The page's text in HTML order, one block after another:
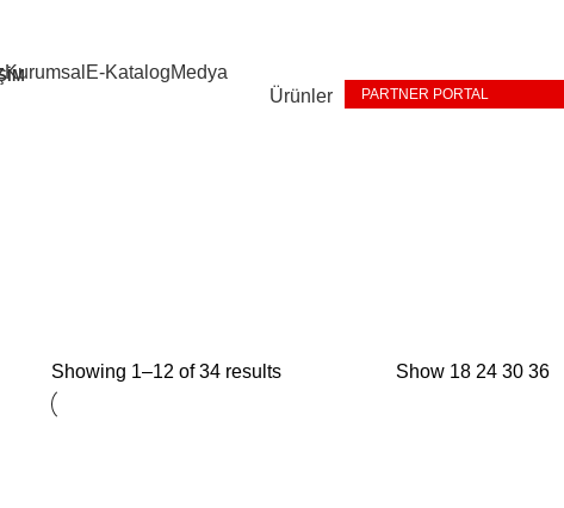
Kurumsal E-KatalogMedya
Ürünler PARTNER PORTAL
Showing 1–12 of 34 results Show 18 24 30 36